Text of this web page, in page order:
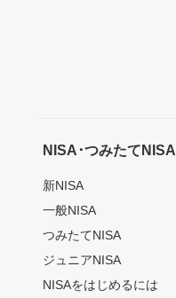
NISA･つみたてNISA
新NISA
一般NISA
つみたてNISA
ジュニアNISA
NISAをはじめるには